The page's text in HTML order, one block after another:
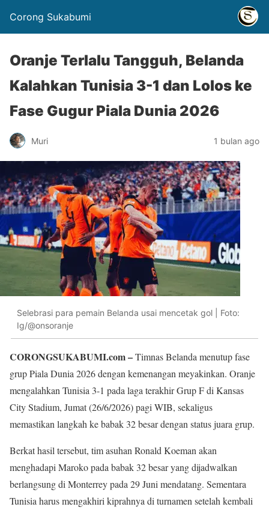
Corong Sukabumi
Oranje Terlalu Tangguh, Belanda
Kalahkan Tunisia 3-1 dan Lolos ke
Fase Gugur Piala Dunia 2026
Muri 1 bulan ago
Selebrasi para pemain Belanda usai mencetak gol | Foto:
Ig/@onsoranje
CORONGSUKABUMI.com –Timnas Belanda menutup fase
grup Piala Dunia 2026 dengan kemenangan meyakinkan. Oranje
mengalahkan Tunisia 3-1 pada laga terakhir Grup F di Kansas
City Stadium, Jumat (26/6/2026) pagi WIB, sekaligus
memastikan langkah ke babak 32 besar dengan status juara grup.
Berkat hasil tersebut, tim asuhan Ronald Koeman akan
menghadapi Maroko pada babak 32 besar yang dijadwalkan
berlangsung di Monterrey pada 29 Juni mendatang. Sementara
Tunisia harus mengakhiri kiprahnya di turnamen setelah kembali